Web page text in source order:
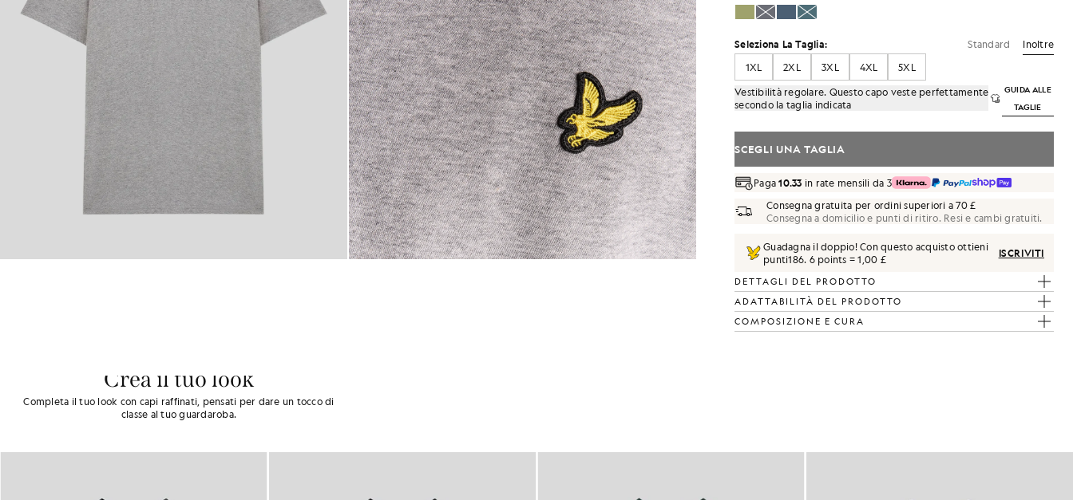
Seleziona La Taglia: Standard
Inoltre
1XL
2XL 3XL 4XL
5XL
Vestibilità regolare. Questo capo veste perfettamente
secondo la taglia indicata
GUIDA ALLE
TAGLIE
SCEGLI UNA TAGLIA
Paga10.33 in rate mensili da 3
Consegna gratuita per ordini superiori a 70 £
Consegna a domicilio e punti di ritiro. Resi e cambi gratuiti.
Guadagna il doppio! Con questo acquisto ottieni
punti186. 6 points = 1,00 £ ISCRIVITI
DETTAGLI DEL PRODOTTO
ADATTABILITÀ DEL PRODOTTO
COMPOSIZIONE E CURA
Crea il tuo look
Completa il tuo look con capi raffinati, pensati per dare un tocco di
classe al tuo guardaroba.